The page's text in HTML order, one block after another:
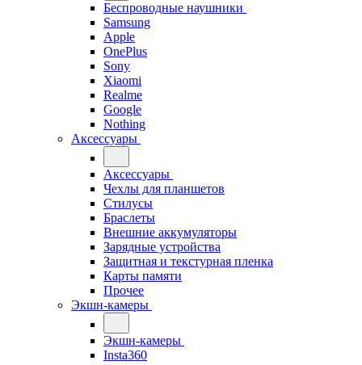
Беспроводные наушники
Samsung
Apple
OnePlus
Sony
Xiaomi
Realme
Google
Nothing
Аксессуары
Аксессуары
Чехлы для планшетов
Стилусы
Браслеты
Внешние аккумуляторы
Зарядные устройства
Защитная и текстурная пленка
Карты памяти
Прочее
Экшн-камеры
Экшн-камеры
Insta360